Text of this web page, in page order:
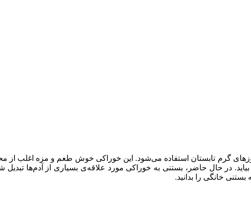
گرم تابستان استفاده می‌شود. این خوراکی خوش طعم و مزه اغلب از
در حال حاضر، بستنی به خوراکی مورد علاقه‌ی بسیاری از آدم‌ها تبدیل
خانگی را بدانید.